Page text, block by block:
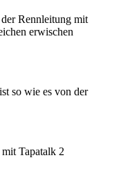
Rennleitung mit
erwischen
so wie es von der
Tapatalk 2